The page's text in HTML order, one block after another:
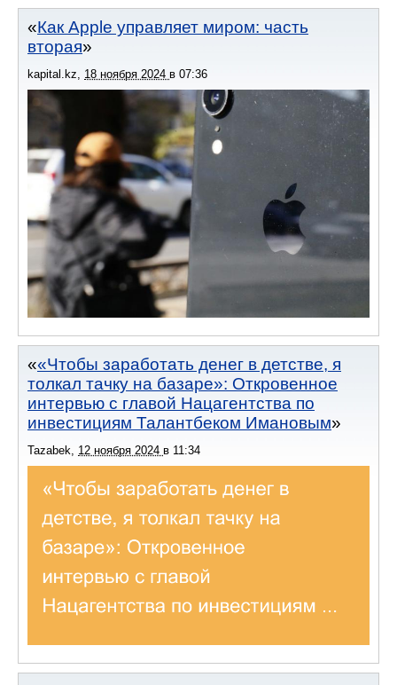
Как Apple управляет миром: часть
вторая
kapital.kz 18 ноября 2024 в 07:36
«Чтобы заработать денег в детстве, я
толкал тачку на базаре»: Откровенное
интервью с главой Нацагентства по
инвестициям Талантбеком Имановым
Tazabek 12 ноября 2024 в 11:34